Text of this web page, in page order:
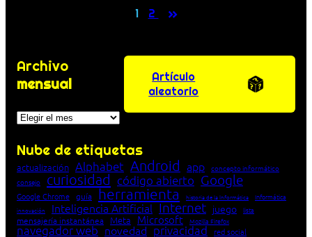
1 2 »
Archivo
mensual
Archivos
Artículo
aleatorio
Nube de etiquetas
actualización Alphabet Android app concepto informático
consejo
curiosidad código abierto Google
Google Chrome guía herramienta historia de la Informática Informática
innovación Inteligencia Artificial Internet juego lista
mensajería instantánea Meta Microsoft Mozilla Firefox
navegador web novedad privacidad red social